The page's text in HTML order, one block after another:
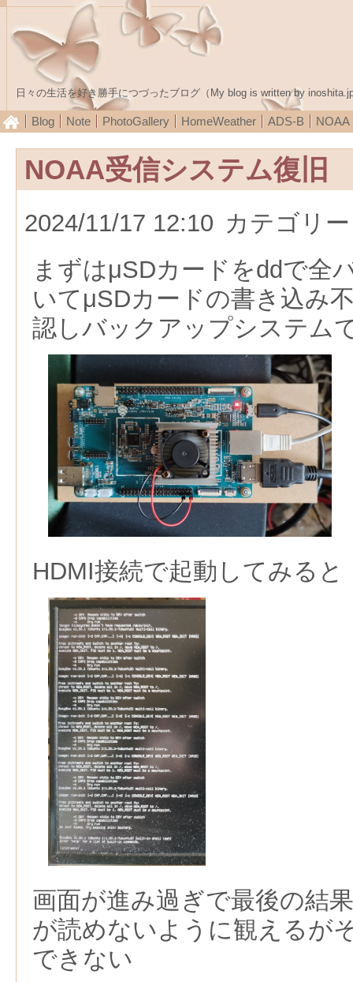
日々の生活を好き勝手につづったブログ（My blog is written by
Blog Note PhotoGallery HomeWeather ADS-B NOAA
NOAA受信システム復旧
2024/11/17 12:10 カテゴリ
まずはμSDカードをddで全
いてμSDカードの書き込み
認しバックアップシステム
HDMI接続で起動してみると
画面が進み過ぎで最後の結
が読めないように観えるが
できない